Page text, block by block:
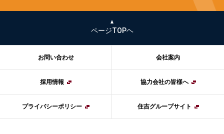
ページTOPヘ
お問い合わせ 会社案内
採用情報 協力会社の皆様へ
プライバシーポリシー 住吉グループサイト